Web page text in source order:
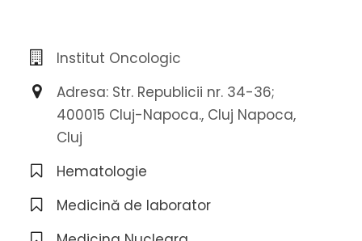
Institut Oncologic
Adresa: Str. Republicii nr. 34-36;
400015 Cluj-Napoca., Cluj Napoca,
Cluj
Hematologie
Medicină de laborator